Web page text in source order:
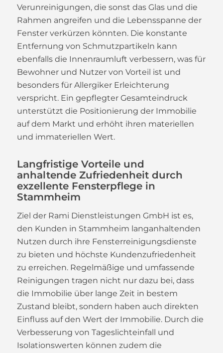
Verunreinigungen, die sonst das Glas und die
Rahmen angreifen und die Lebensspanne der
Fenster verkürzen könnten. Die konstante
Entfernung von Schmutzpartikeln kann
ebenfalls die Innenraumluft verbessern, was für
Bewohner und Nutzer von Vorteil ist und
besonders für Allergiker Erleichterung
verspricht. Ein gepflegter Gesamteindruck
unterstützt die Positionierung der Immobilie
auf dem Markt und erhöht ihren materiellen
und immateriellen Wert.
Langfristige Vorteile und
anhaltende Zufriedenheit durch
exzellente Fensterpflege in
Stammheim
Ziel der Rami Dienstleistungen GmbH ist es,
den Kunden in Stammheim langanhaltenden
Nutzen durch ihre Fensterreinigungsdienste
zu bieten und höchste Kundenzufriedenheit
zu erreichen. Regelmäßige und umfassende
Reinigungen tragen nicht nur dazu bei, dass
die Immobilie über lange Zeit in bestem
Zustand bleibt, sondern haben auch direkten
Einfluss auf den Wert der Immobilie. Durch die
Verbesserung von Tageslichteinfall und
Isolationswerten können zudem die